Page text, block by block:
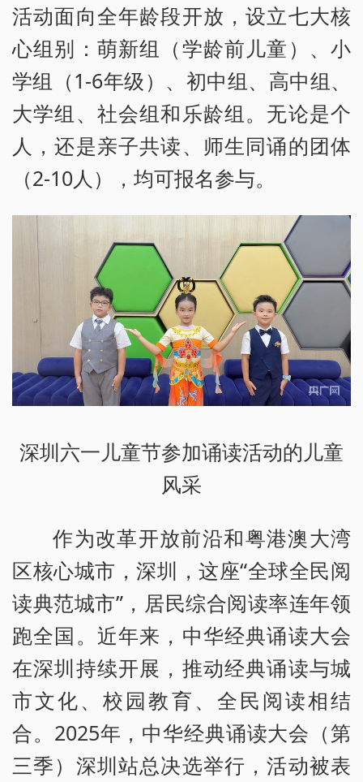
活动面向全年龄段开放，设立七大核
心组别：萌新组（学龄前儿童）、小
学组（1-6年级）、初中组、高中组、
大学组、社会组和乐龄组。无论是个
人，还是亲子共读、师生同诵的团体
（2-10人），均可报名参与。
深圳六一儿童节参加诵读活动的儿童
风采
作为改革开放前沿和粤港澳大湾
区核心城市，深圳，这座“全球全民阅
读典范城市”，居民综合阅读率连年领
跑全国。近年来，中华经典诵读大会
在深圳持续开展，推动经典诵读与城
市文化、校园教育、全民阅读相结
合。2025年，中华经典诵读大会（第
三季）深圳站总决选举行，活动被表